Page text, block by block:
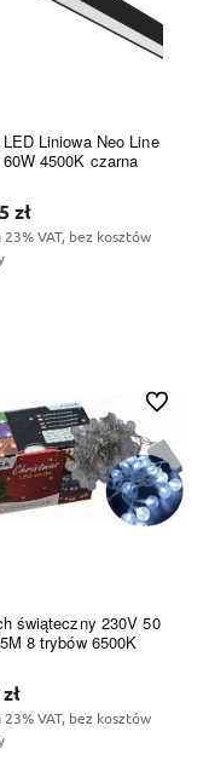
Liniowa Neo Line
4500K czarna
zł
VAT, bez kosztów
świąteczny 230V 50
8 trybów 6500K
VAT, bez kosztów
Do